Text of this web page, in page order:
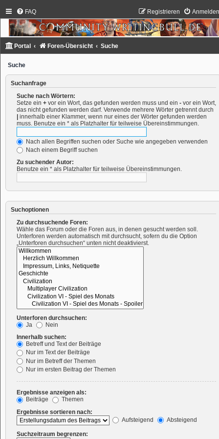
FAQ Registrieren
Portal Foren-Übersicht Suche
Suche
Suchanfrage
Suche nach Wörtern:
Setze ein + vor ein Wort, das gefunden werden muss und ein - vor ein Wort,
das nicht gefunden werden darf. Verwende mehrere Wörter getrennt durch
| innerhalb einer Klammer, wenn nur eines der Wörter gefunden werden
muss. Benutze ein * als Platzhalter für teilweise Übereinstimmungen.
Nach allen Begriffen suchen oder Suche wie angegeben verwenden
Nach einem Begriff suchen
Zu suchender Autor:
Benutze ein * als Platzhalter für teilweise Übereinstimmungen.
Suchoptionen
Zu durchsuchende Foren:
Wähle das Forum oder die Foren aus, in denen gesucht werden soll.
Unterforen werden automatisch mit durchsucht, sofern du die Option
„Unterforen durchsuchen“ unten nicht deaktivierst.
Unterforen durchsuchen:
Ja
Nein
Innerhalb suchen:
Betreff und Text der Beiträge
Nur im Text der Beiträge
Nur im Betreff der Themen
Nur im ersten Beitrag der Themen
Ergebnisse anzeigen als:
Beiträge
Themen
Ergebnisse sortieren nach:
Aufsteigend
Absteigend
Suchzeitraum begrenzen: